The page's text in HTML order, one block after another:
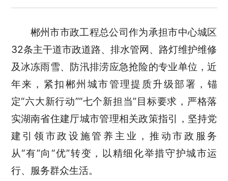
郴州市市政工程总公司作为承担市中心城区
32条主干道市政道路、排水管网、路灯维护维修
及冰冻雨雪、防汛排涝应急抢险的专业单位，近
年来，紧扣郴州城市管理提质升级部署，锚
定“六大新行动”“七个新担当”目标要求，严格落
实湖南省住建厅城市管理相关政策指引，坚持党
建引领市政设施管养主业，推动市政服务
从“有”向“优”转变，以精细化举措守护城市运
行、服务群众生活。